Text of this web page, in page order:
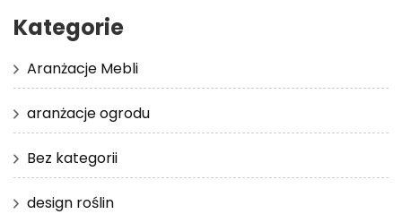
Kategorie
Aranżacje Mebli
aranżacje ogrodu
Bez kategorii
design roślin